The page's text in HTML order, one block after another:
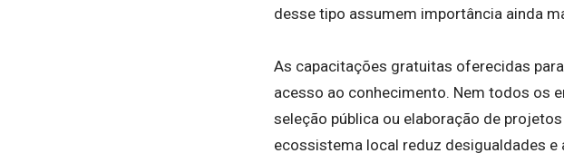
desse tipo assumem importância ainda
As capacitações gratuitas oferecidas
acesso ao conhecimento. Nem todos os
seleção pública ou elaboração de
ecossistema local reduz desigualdades